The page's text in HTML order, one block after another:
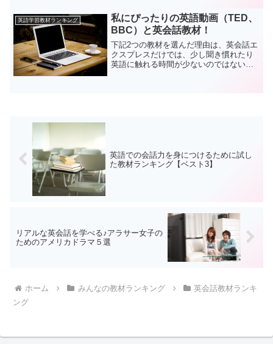
す。だから、使う教材も、継続しやすい
教材であることが私にとって...
英語学習教材ランキング
私にぴったりの英語動画（TED、
BBC）と英会話教材！
下記2つの教材を選んだ理由は、英会話エ
クスプレスだけでは、少し聞き慣れたり
英語に触れる時間が少ないのではないか
英語での会話力を身につけるために試し
た教材ランキング【ベスト3】
リアルな英会話を学べる♪アラサー女子の
ためのアメリカドラマ５選
ホーム みんなの教材ランキング
英会話教材ランキ
ング